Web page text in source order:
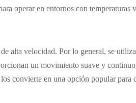
operar en entornos con temperaturas
alta velocidad. Por lo general, se
un movimiento suave y
convierte en una opción popular para